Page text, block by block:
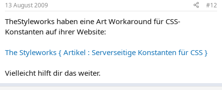
13 August 2009 #12
TheStyleworks haben eine Art Workaround für CSS-
Konstanten auf ihrer Website:
The Styleworks { Artikel : Serverseitige Konstanten für CSS }
Vielleicht hilft dir das weiter.